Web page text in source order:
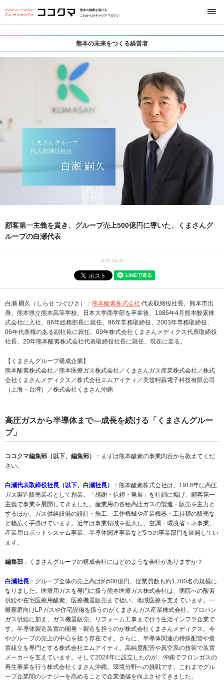
熊本の熱量を届ける
これからのキャリアマガジン
熊本の未来をつくる経営者
顧客第一主義を貫き、グループ売上500億円に導いた、くまさんグ
ループの白瀬代表
2026.04.09
白瀬 嗣久（しらせ つぐひさ）： 熊本酸素株式会社 代表取締役社長。熊本市出
身。熊本県立熊本高等学校、日本大学商学部を卒業後、1985年4月熊本酸素株
式会社に入社、86年総務部長に就任。96年常務取締役、2003年専務取締役、
06年代表権のある副社長に就任。09年株式会社くまさんメディクス代表取締役
社長、20年熊本酸素株式会社代表取締役社長に就任、現在に至る。
【くまさんグループ構成企業】
熊本酸素株式会社／熊本医療ガス株式会社／くまさんガス産業株式会社／株式
会社くまさんメディクス／株式会社エムアイティ／美笛軻蘇電子科技有限公司
（上海・台湾）／株式会社くまさん沖縄
高圧ガスから半導体まで―成長を続ける「くまさんグルー
プ」
ココクマ編集部（以下、編集部）
：まずは熊本酸素の事業内容から教えてくだ
さい。
白瀬代表取締役社長（以下、白瀬社長）
：熊本酸素株式会社は、1918年に高圧
ガス製造販売業者として創業。「感謝・信頼・発展」を社訓に掲げ、顧客第一
主義で事業を展開してきました。産業用の各種高圧ガスの製造・販売を主力と
するほか、ガス供給設備の設計・施工、工作機械や産業機器・工具類の販売な
ど幅広く手掛けています。近年は事業領域を拡大し、空調・環境省エネ事業、
産業用ロボットシステム事業、半導体関連事業など5つの事業部門を展開してい
ます。
編集部 ：くまさんグループの構成会社にはどのような会社がありますか？
白瀬社長 ：グループ全体の売上高は約500億円、従業員数も約1,700名の規模に
なりました。医療用ガスを専門に扱う熊本医療ガス株式会社は、病院への酸素
供給や在宅医療用酸素、医療機器販売まで担い、地域医療を支えています。一
般家庭向けLPガスや住宅設備を扱うのがくまさんガス産業株式会社。プロパン
ガス供給に加え、ガス機器販売、リフォーム工事まで行う生活インフラ企業で
す。半導体製造装置の開発・製造を担うのが株式会社くまさんメディクス。今
やグループの売上の中心を担う存在です。さらに、半導体関連の特殊配管や装
置組立を専門とする株式会社エムアイティ。高純度配管や真空系の技術で装置
メーカーを支えています。そして2024年に設立したのが、沖縄でフロンガスの
再生事業を行う株式会社くまさん沖縄。環境分野への挑戦です。これまでグル
ープ企業間のシナジーを高めることで企業価値を向上させてきました。